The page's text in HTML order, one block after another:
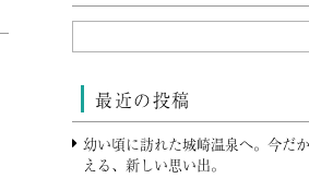
最近の投稿
幼い頃に訪れた城崎温泉へ。今だ
える、新しい思い出。